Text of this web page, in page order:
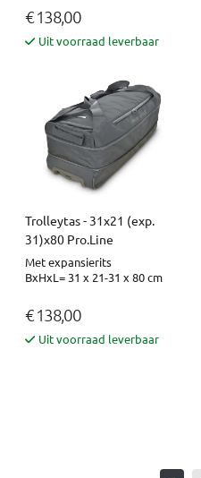
€ 138,00
Uit voorraad leverbaar
Trolleytas - 31x21 (exp.
31)x80 Pro.Line
Met expansierits
BxHxL= 31 x 21-31 x 80 cm
€ 138,00
Uit voorraad leverbaar